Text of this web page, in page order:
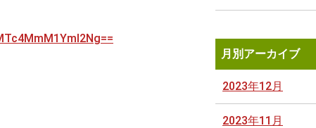
月別アーカイブ
2023年12月
2023年11月